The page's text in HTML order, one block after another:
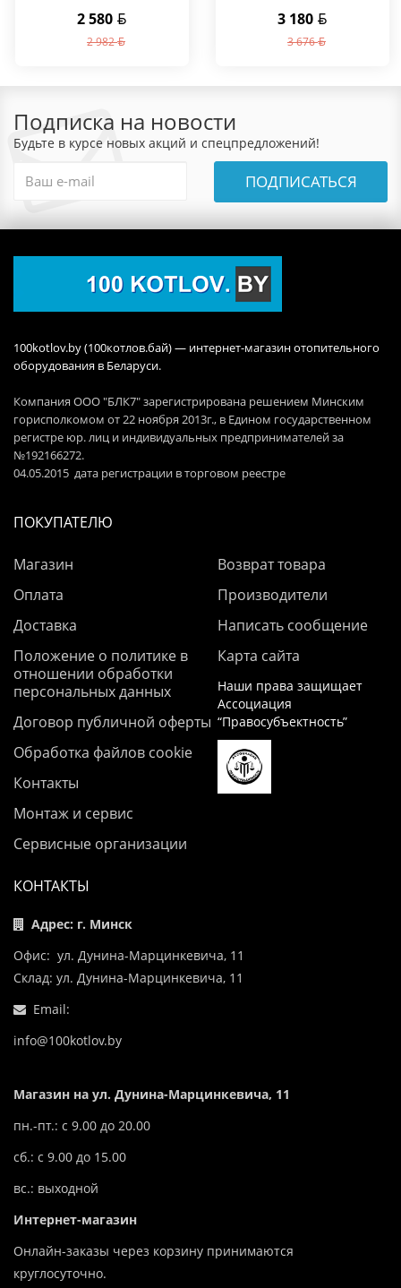
2 580
2 982
3 180
3 676
Подписка на новости
Будьте в курсе новых акций и спецпредложений!
ПОДПИСАТЬСЯ
100kotlov.by (100котлов.бай) — интернет-магазин отопительного
оборудования в Беларуси.
Компания ООО "БЛК7" зарегистрирована решением Минским
горисполкомом от 22 ноября 2013г., в Едином государственном
регистре юр. лиц и индивидуальных предпринимателей за
№192166272.
04.05.2015 дата регистрации в торговом реестре
ПОКУПАТЕЛЮ
Магазин
Оплата
Доставка
Положение о политике в
отношении обработки
персональных данных
Договор публичной оферты
Обработка файлов cookie
Контакты
Монтаж и сервис
Сервисные организации
Возврат товара
Производители
Написать сообщение
Карта сайта
Наши права защищает
Ассоциация
“Правосубъектность”
КОНТАКТЫ
Адрес: г. Минск
Офис: ул. Дунина-Марцинкевича, 11
Склад: ул. Дунина-Марцинкевича, 11
Email:
info@100kotlov.by
Магазин на ул. Дунина-Марцинкевича, 11
пн.-пт.: с 9.00 до 20.00
сб.: с 9.00 до 15.00
вс.: выходной
Интернет-магазин
Онлайн-заказы через корзину принимаются
круглосуточно.